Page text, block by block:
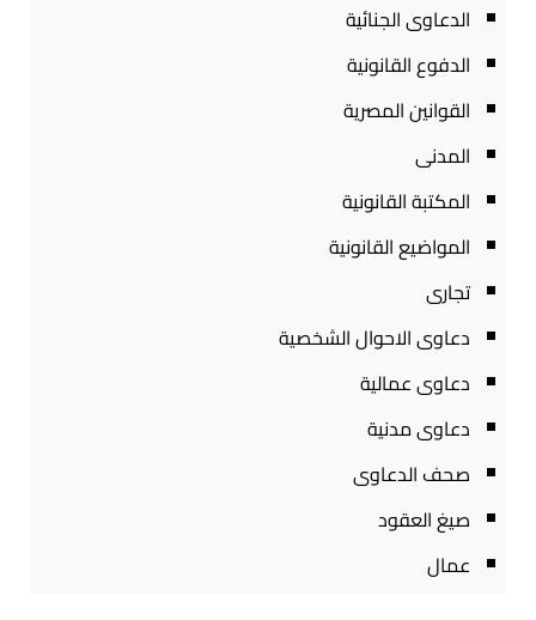
الدعاوى الجنائية
الدفوع القانونية
القوانين المصرية
المدنى
المكتبة القانونية
المواضيع القانونية
تجارى
دعاوى الاحوال الشخصية
دعاوى عمالية
دعاوى مدنية
صحف الدعاوى
صيغ العقود
عمال